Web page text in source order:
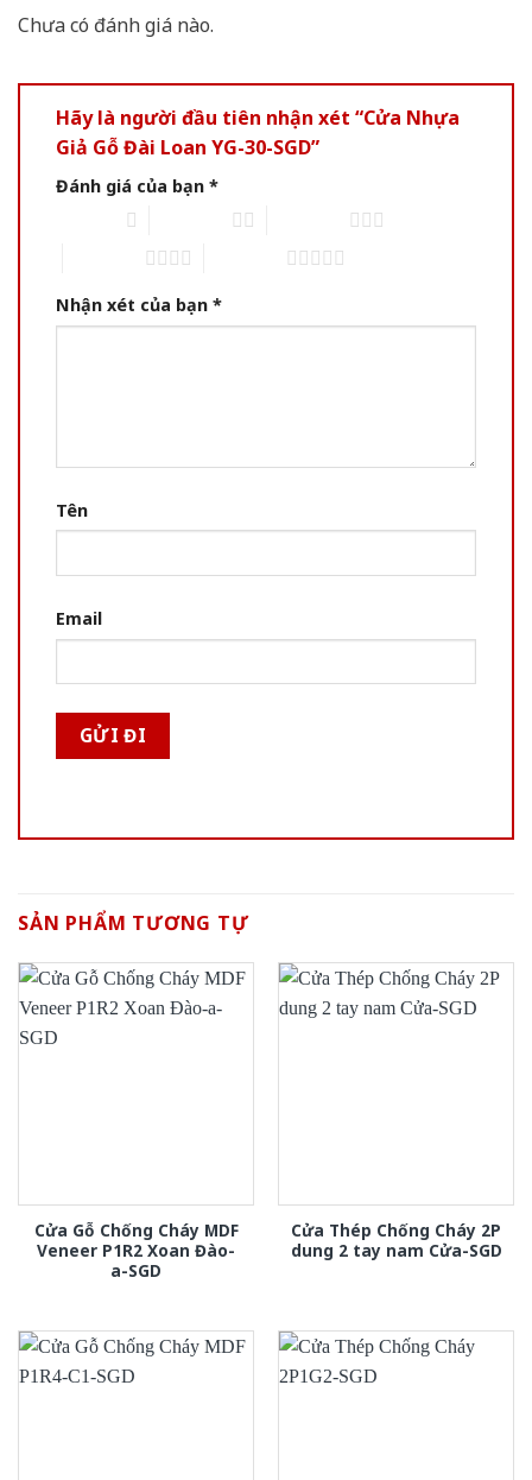
Chưa có đánh giá nào.
Hãy là người đầu tiên nhận xét “Cửa Nhựa
Giả Gỗ Đài Loan YG-30-SGD”
Đánh giá của bạn *
Nhận xét của bạn *
Tên
Email
SẢN PHẨM TƯƠNG TỰ
Cửa Gỗ Chống Cháy MDF
Veneer P1R2 Xoan Đào-
a-SGD
Cửa Thép Chống Cháy 2P
dung 2 tay nam Cửa-SGD